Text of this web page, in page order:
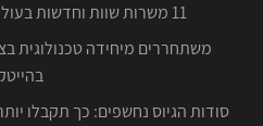
11 משרות שוות וחדשות בעולמות ה-AI שכדאי להכיר
משתחררים מיחידה טכנולוגית
סודות הגיוס נחשפים: כך תקבלו